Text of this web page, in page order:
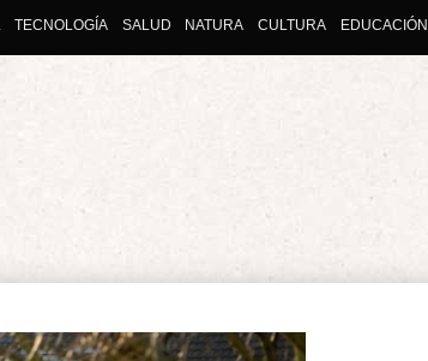
TECNOLOGÍA SALUD NATURA CULTURA EDUCACIÓN